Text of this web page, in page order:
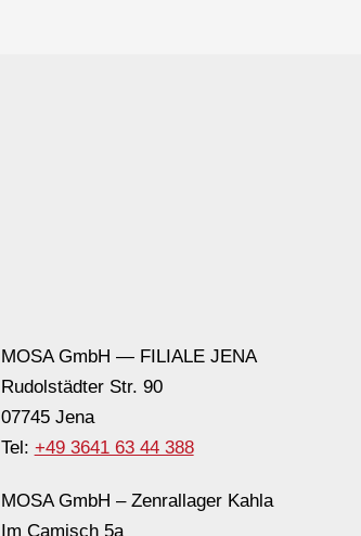
MOSA GmbH — FILIALE JENA
Rudolstädter Str. 90
07745 Jena
Tel: +49 3641 63 44 388
MOSA GmbH – Zenrallager Kahla
Im Camisch 5a